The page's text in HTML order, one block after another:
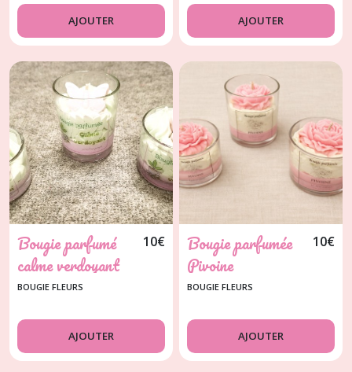
AJOUTER AJOUTER
Bougie parfumé
calme verdoyant
10€
BOUGIE FLEURS
AJOUTER
Bougie parfumée
Pivoine
10€
BOUGIE FLEURS
AJOUTER